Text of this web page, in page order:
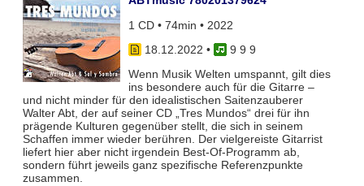
1 CD • 74min • 2022
18.12.2022 •
9 9 9
Wenn Musik Welten umspannt, gilt dies
ins besondere auch für die Gitarre –
und nicht minder für den idealistischen Saitenzauberer
Walter Abt, der auf seiner CD „Tres Mundos“ drei für ihn
prägende Kulturen gegenüber stellt, die sich in seinem
Schaffen immer wieder berühren. Der vielgereiste Gitarrist
liefert hier aber nicht irgendein Best-Of-Programm ab,
sondern führt jeweils ganz spezifische Referenzpunkte
zusammen.